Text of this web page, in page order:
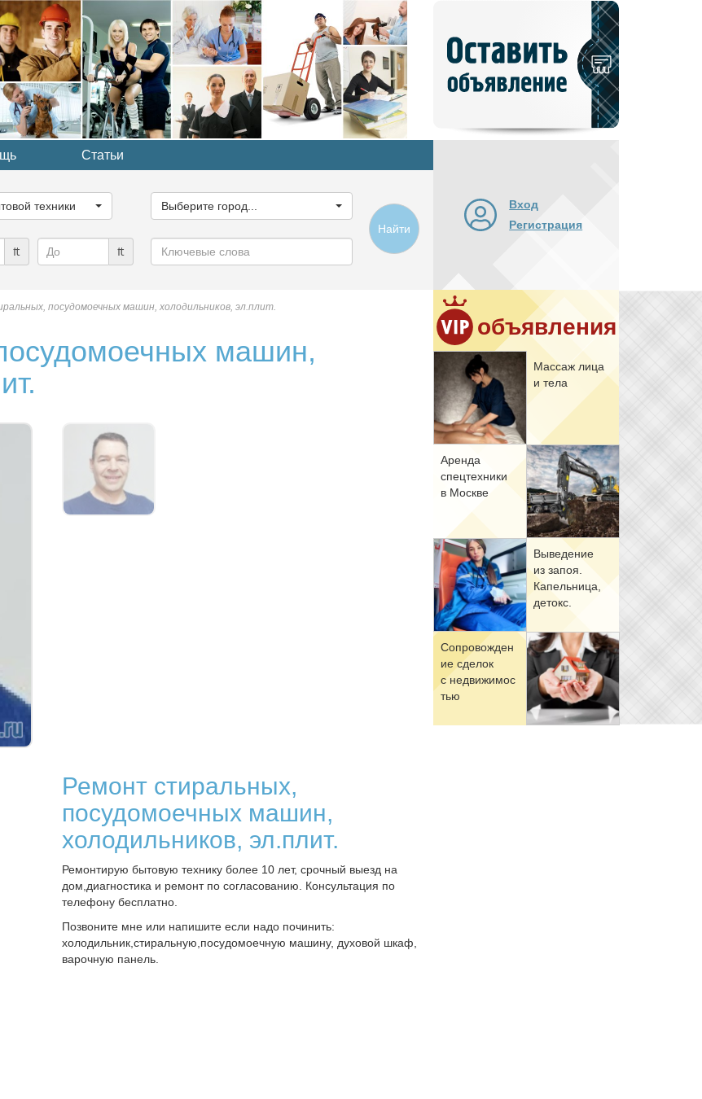
объявление
Статьи
техники
город...
Выберите город...
₶ ₶
Ключевые
слова
Найти
Вход
Регистрация
объявления
Мас­саж ли­ца
и те­ла
Арен­да
спец­тех­ни­ки
в Москве
Вы­ве­де­ние
из за­поя.
Ка­пель­ни­ца,
де­токс.
Со­про­вож­де­н
ие сде­лок
с недви­жи­мо­с
тью
посудомоечных машин, холодильников, эл.плит.
машин,
Ремонт стиральных,
посудомоечных машин,
холодильников, эл.плит.
Ремонтирую бытовую технику более 10 лет, срочный выезд на
дом,диагностика и ремонт по согласованию. Консультация по
телефону бесплатно.
Позвоните мне или напишите если надо починить:
холодильник,стиральную,посудомоечную машину, духовой шкаф,
варочную панель.